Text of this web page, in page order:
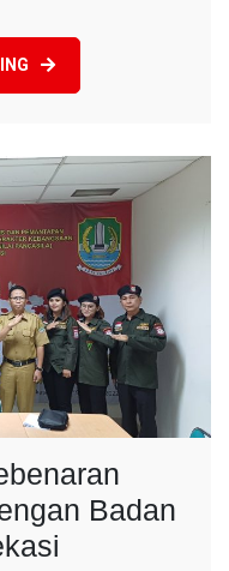
Badan